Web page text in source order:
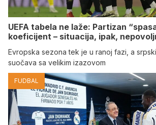
UEFA tabela ne laže: Partizan
koeficijent – situacija, ipak,
Evropska sezona tek je u ranoj fazi, a
suočava sa velikim izazovom
FUDBAL